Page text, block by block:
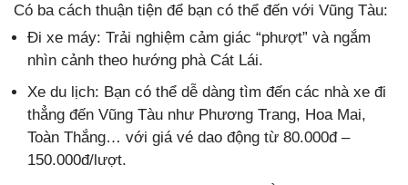
Có ba cách thuận tiện để bạn có thể đến với Vũng Tàu:
Đi xe máy: Trải nghiệm cảm giác “phượt” và ngắm
nhìn cảnh theo hướng phà Cát Lái.
Xe du lịch: Bạn có thể dễ dàng tìm đến các nhà xe đi
thẳng đến Vũng Tàu như Phương Trang, Hoa Mai,
Toàn Thắng… với giá vé dao động từ 80.000đ –
150.000đ/lượt.